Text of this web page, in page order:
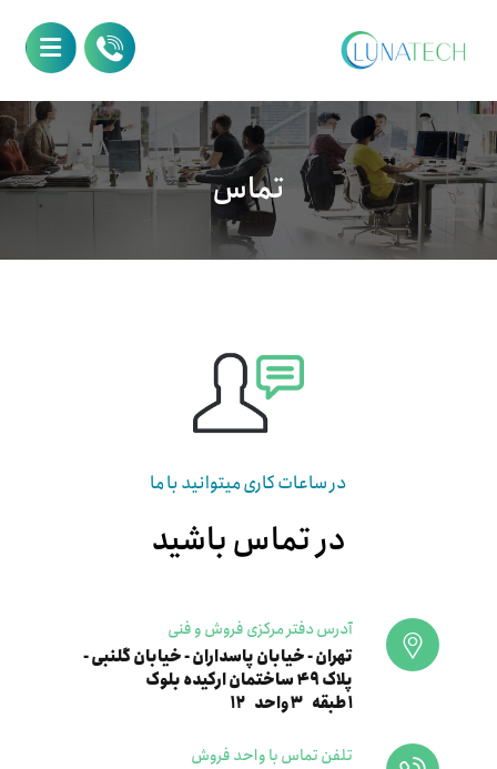
تماس
در ساعات کاری میتوانید با ما
در تماس باشید
آدرس دفتر مرکزی فروش و فنی
تهران - خیابان پاسداران - خیابان گلنبی -
پلاک ۴۹ ساختمان ارکیده بلوک
۱طبقه ۳واحد ۱۲
تلفن تماس با واحد فروش